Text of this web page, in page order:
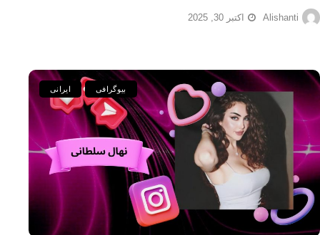
Alishanti اکتبر 30, 2025
ایرانی بیوگرافی